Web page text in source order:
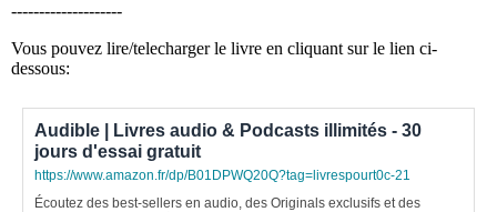
--------------------
Vous pouvez lire/telecharger le livre en cliquant sur le lien ci-
dessous:
Audible | Livres audio & Podcasts illimités - 30
jours d'essai gratuit
https://www.amazon.fr/dp/B01DPWQ20Q?tag=livrespourt0c-21
Écoutez des best-sellers en audio, des Originals exclusifs et des